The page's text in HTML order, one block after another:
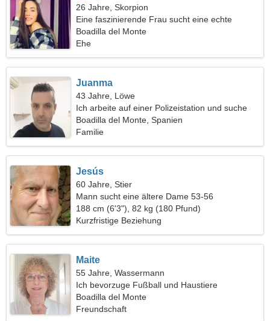
26 Jahre, Skorpion
Eine faszinierende Frau sucht eine echte
Beziehung
Boadilla del Monte
Ehe
Juanma
43 Jahre, Löwe
Ich arbeite auf einer Polizeistation und suche
eine qualifizierte Frau
Boadilla del Monte, Spanien
Familie
Jesús
60 Jahre, Stier
Mann sucht eine ältere Dame 53-56
188 cm (6'3"), 82 kg (180 Pfund)
Kurzfristige Beziehung
Maite
55 Jahre, Wassermann
Ich bevorzuge Fußball und Haustiere
Boadilla del Monte
Freundschaft